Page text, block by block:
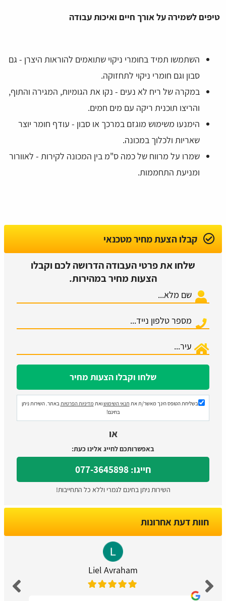
טיפים לשמירה על אורך חיים ואיכות עבודה
השתמשו תמיד בחומרי ניקוי שתואמים להוראות היצרן - גם
סבון וגם חומרי ניקוי לתחזוקה.
במקרה של ריח לא נעים - נקו את הגומיות, המגירה והתוף,
והריצו תוכנית ריקה עם מים חמים.
הימנעו משימוש מוגזם במרכך או סבון - עודף חומר יוצר
שאריות ולכלוך במכונה.
שמרו על מרווח של כמה ס"מ בין המכונה לקירות - לאוורור
ומניעת התחממות.
קבלו הצעת מחיר מטכנאי
שלחו את פרטי העבודה הדרושה לכם וקבלו
הצעות מחיר במהירות.
בשליחת הטופס הינך מאשר/ת את תנאי השימושואת מדיניות הפרטיותבאתר. השירות ניתן
בחינם!
או
באפשרותכם לחייג אלינו כעת:
חייגו: 077-3645898
השירות ניתן בחינם לגמרי וללא כל התחייבות!
חוות דעת אחרונות
Liel Avraham